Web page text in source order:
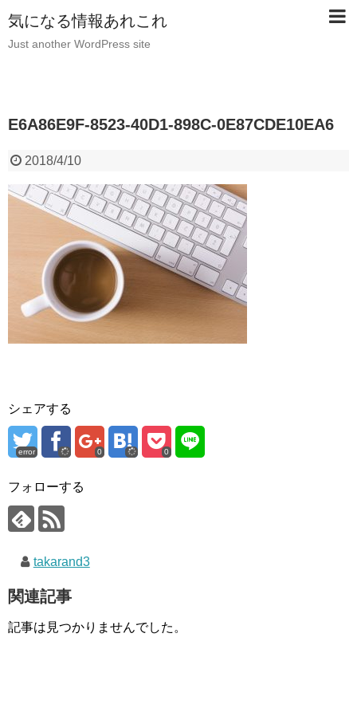
気になる情報あれこれ
Just another WordPress site
E6A86E9F-8523-40D1-898C-0E87CDE10EA6
2018/4/10
シェアする
error 0 0
フォローする
takarand3
関連記事
記事は見つかりませんでした。